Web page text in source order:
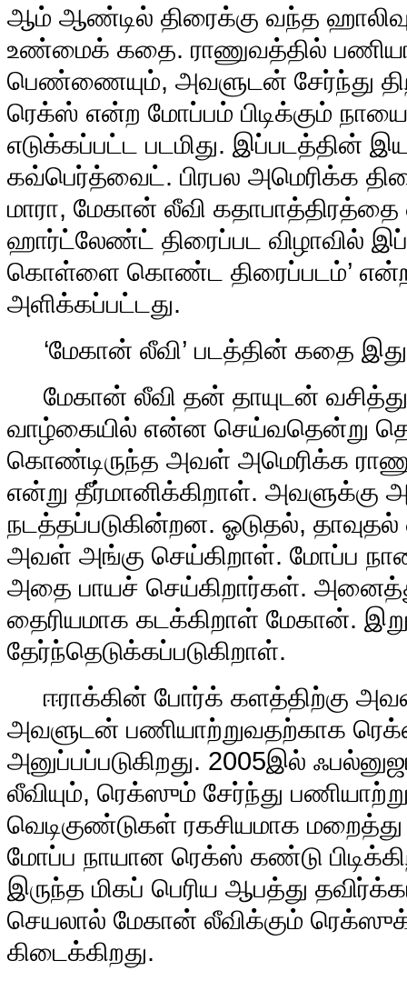
ஆம் ஆண்டில் திரைக்கு வந்த
உண்மைக் கதை. ராணுவத்தில்
பெண்ணையும், அவளுடன் சேர்ந்து
ரெக்ஸ் என்ற மோப்பம் பிடிக்கும்
எடுக்கப்பட்ட படமிது. இப்படத்தின்
கவ்பெர்த்வைட். பிரபல அமெரிக்க
மாரா, மேகான் லீவி கதாபாத்திரத்தை
ஹார்ட்லேண்ட் திரைப்பட விழாவில்
கொள்ளை கொண்ட திரைப்படம்’ என்ற
அளிக்கப்பட்டது.
‘மேகான் லீவி’ படத்தின் கதை
மேகான் லீவி தன் தாயுடன்
வாழ்கையில் என்ன செய்வதென்று
கொண்டிருந்த அவள் அமெரிக்க
என்று தீர்மானிக்கிறாள்.
நடத்தப்படுகின்றன. ஓடுதல்,
அவள் அங்கு செய்கிறாள். மோப்ப
அதை பாயச் செய்கிறார்கள்.
தைரியமாக கடக்கிறாள் மேகான்.
தேர்ந்தெடுக்கப்படுகிறாள்.
ஈராக்கின் போர்க் களத்திற்கு
அவளுடன் பணியாற்றுவதற்காக
அனுப்பப்படுகிறது. 2005இல்
லீவியும், ரெக்ஸும் சேர்ந்து
வெடிகுண்டுகள் ரகசியமாக
மோப்ப நாயான ரெக்ஸ் கண்டு
இருந்த மிகப் பெரிய ஆபத்து
செயலால் மேகான் லீவிக்கும்
கிடைக்கிறது.